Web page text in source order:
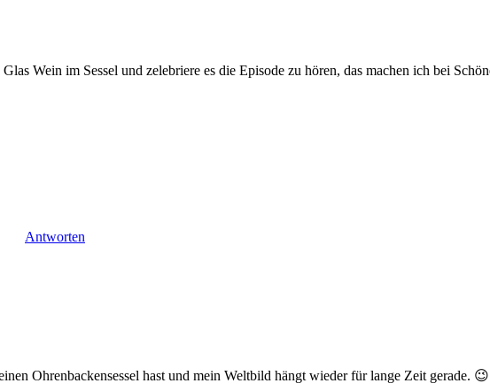
Wein im Sessel und zelebriere es die Episode zu hören, das machen ich bei
Antworten
Ohrenbackensessel hast und mein Weltbild hängt wieder für lange Zeit gerade. 😉